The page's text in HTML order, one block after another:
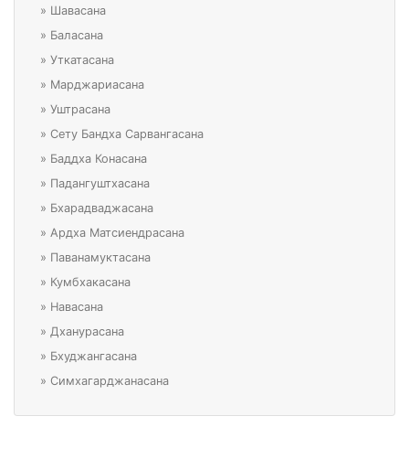
» Шавасана
» Баласана
» Уткатасана
» Марджариасана
» Уштрасана
» Сету Бандха Сарвангасана
» Баддха Конасана
» Падангуштхасана
» Бхарадваджасана
» Ардха Матсиендрасана
» Паванамуктасана
» Кумбхакасана
» Навасана
» Дханурасана
» Бхуджангасана
» Симхагарджанасана